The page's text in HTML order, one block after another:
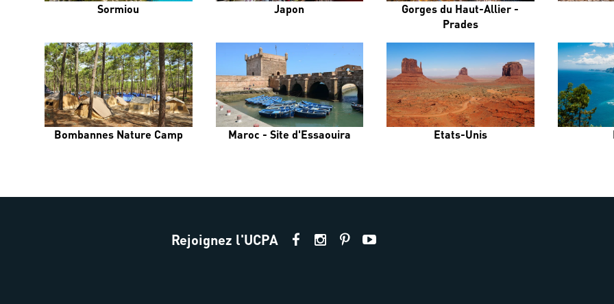
Sormiou Japon
Gorges du Haut-Allier -
Prades
Bombannes Nature Camp Maroc - Site d'Essaouira Etats-Unis
Rejoignez l'UCPA